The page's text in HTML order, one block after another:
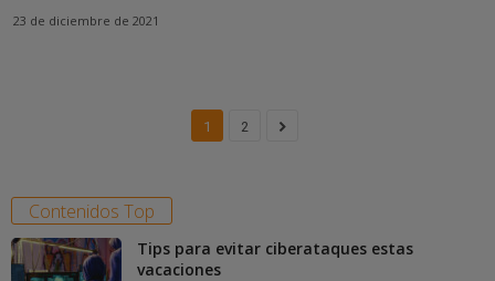
23 de diciembre de 2021
1 2
Contenidos Top
Tips para evitar ciberataques estas
vacaciones